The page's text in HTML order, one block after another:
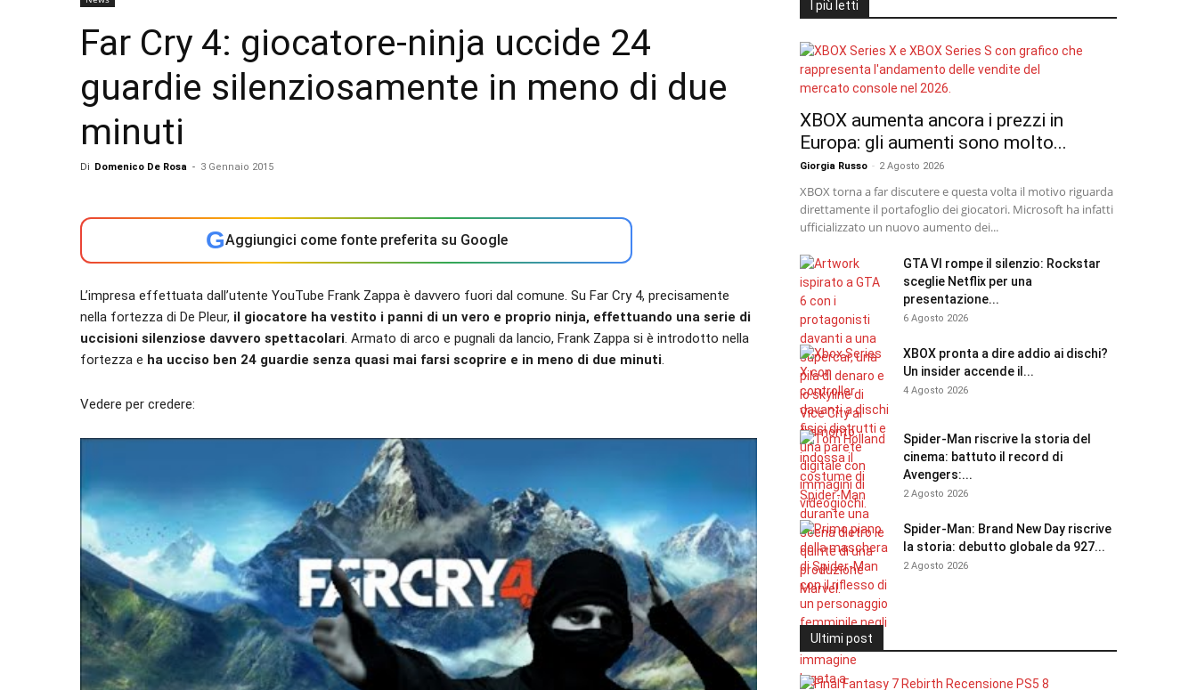
Far Cry 4: giocatore-ninja uccide 24
guardie silenziosamente in meno di due
minuti
Di Domenico De Rosa - 3 Gennaio 2015
GAggiungici come fonte preferita su Google
L’impresa effettuata dall’utente YouTube Frank Zappa è davvero fuori dal comune. Su Far Cry 4, precisamente
nella fortezza di De Pleur, il giocatore ha vestito i panni di un vero e proprio ninja, effettuando una serie di
uccisioni silenziose davvero spettacolari. Armato di arco e pugnali da lancio, Frank Zappa si è introdotto nella
fortezza e ha ucciso ben 24 guardie senza quasi mai farsi scoprire e in meno di due minuti.
Vedere per credere:
I più letti
XBOX aumenta ancora i prezzi in
Europa: gli aumenti sono molto...
Giorgia Russo - 2 Agosto 2026
XBOX torna a far discutere e questa volta il motivo riguarda
direttamente il portafoglio dei giocatori. Microsoft ha infatti
ufficializzato un nuovo aumento dei...
GTA VI rompe il silenzio: Rockstar
sceglie Netflix per una
presentazione...
6 Agosto 2026
XBOX pronta a dire addio ai dischi?
Un insider accende il...
4 Agosto 2026
Spider-Man riscrive la storia del
cinema: battuto il record di
Avengers:...
2 Agosto 2026
Spider-Man: Brand New Day riscrive
la storia: debutto globale da 927...
2 Agosto 2026
Ultimi post